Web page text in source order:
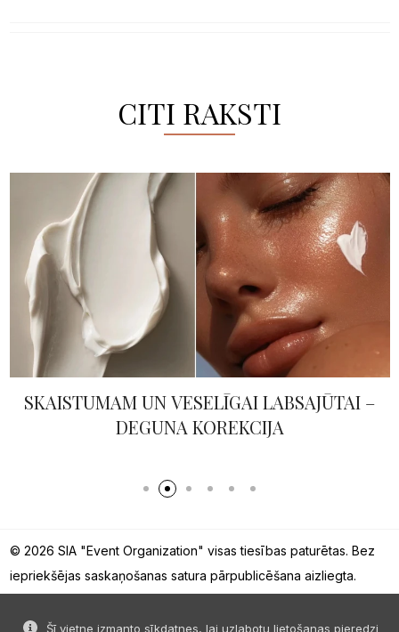
CITI RAKSTI
SKAISTUMAM UN VESELĪGAI LABSAJŪTAI –
DEGUNA KOREKCIJA
Šī vietne izmanto sīkdatnes, lai uzlabotu lietošanas pieredzi
© 2026 SIA "Event Organization" visas tiesības paturētas. Bez
iepriekšējas saskaņošanas satura pārpublicēšana aizliegta.